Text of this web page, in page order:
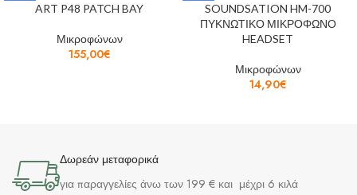
ART P48 PATCH BAY
Μικροφώνων
155,00€
SOUNDSATION HM-700
ΠΥΚΝΩΤΙΚΟ ΜΙΚΡΟΦΩΝΟ
HEADSET
Μικροφώνων
14,90€
Δωρεάν μεταφορικά
για παραγγελίες άνω των 199 € και μέχρι 6 κιλά